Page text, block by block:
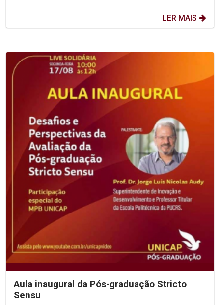
LER MAIS
Aula inaugural da Pós-graduação Stricto
Sensu